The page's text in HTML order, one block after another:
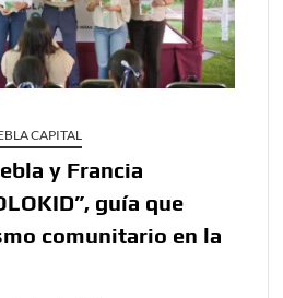
CAPITAL
y Francia
guía que
comunitario en la